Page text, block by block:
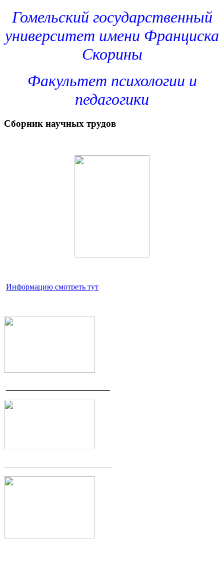
Гомельский государственный
университет имени Франциска
Скорины
Факультет психологии и
педагогики
Сборник научных трудов
Информацию смотреть тут